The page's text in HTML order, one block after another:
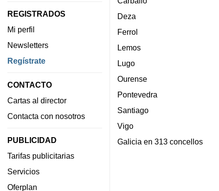
REGISTRADOS
Mi perfil
Newsletters
Regístrate
CONTACTO
Cartas al director
Contacta con nosotros
PUBLICIDAD
Tarifas publicitarias
Servicios
Oferplan
Deza
Ferrol
Lemos
Lugo
Ourense
Pontevedra
Santiago
Vigo
Galicia en 313 concellos